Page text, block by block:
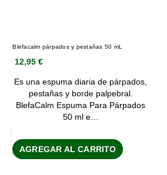
Blefacalm párpados y pestañas 50 mL
12,95 €
Es una espuma diaria de párpados,
pestañas y borde palpebral.
BlefaCalm Espuma Para Párpados
50 ml e…
AGREGAR AL CARRITO